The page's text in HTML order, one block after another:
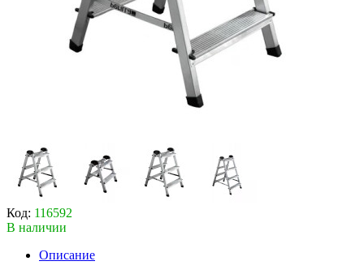
Код: 116592
В наличии
Описание